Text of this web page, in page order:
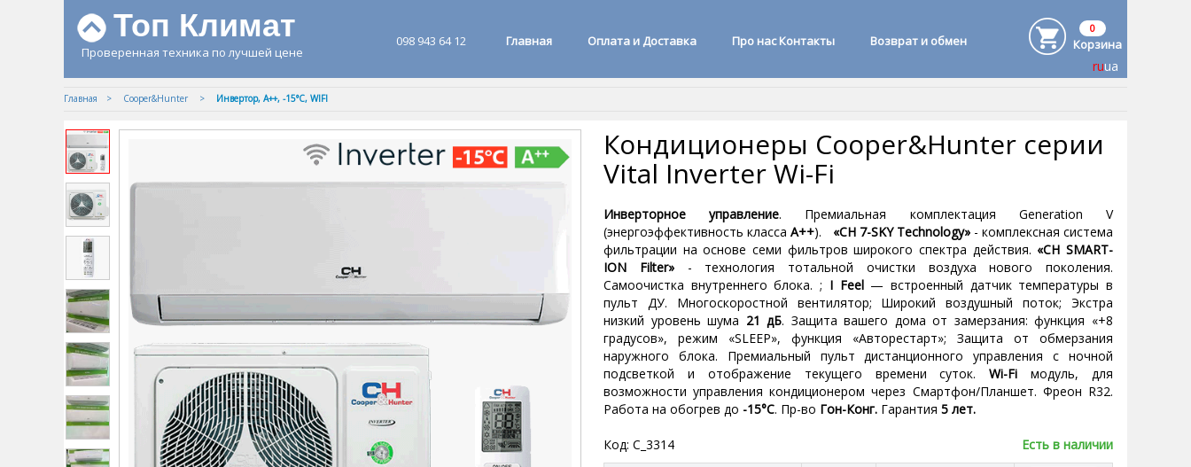
ruua
Топ Климат
Проверенная техника по лучшей цене
098 943 64 12 Главная Оплата и Доставка Про нас Контакты Возврат и обмен
0
Корзина
Главная Cooper&Hunter Инвертор, А++, -15°С, WIFI
Кондиционеры Cooper&Hunter серии
Vital Inverter Wi-Fi
Инверторное управление. Премиальная комплектация Generation V
(энергоэффективность класса А++). «CH 7-SKY Technology»- комплексная система
фильтрации на основе семи фильтров широкого спектра действия. «CH SMART-
ION Filter»- технология тотальной очистки воздуха нового поколения.
Самоочистка внутреннего блока. ; I Feel— встроенный датчик температуры в
пульт ДУ. Многоскоростной вентилятор; Широкий воздушный поток; Экстра
низкий уровень шума 21 дБ. Защита вашего дома от замерзания: функция «+8
градусов», режим «SLEEP», функция «Авторестарт»; Защита oт обмерзания
наружного блока. Премиальный пульт дистанционного управления с ночной
подсветкой и отображение текущего времени суток.Wi-Fi модуль, для
возможности управления кондиционером через Смартфон/Планшет. Фреон R32.
Работа на обогрев до -15°С. Пр-во Гон-Конг. Гарантия 5 лет.
Код: C_3314 Есть в наличии